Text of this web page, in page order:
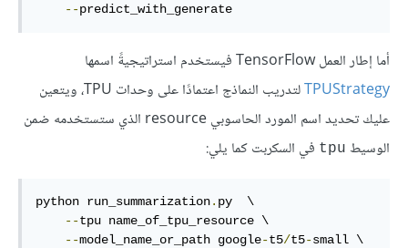
--predict_with_generate
أما إطار العمل TensorFlow فيستخدم استراتيجيةً اسمها
TPUStrategy
لتدريب النماذج اعتمادًا على وحدات TPU، ويتعين
عليك تحديد اسم المورد الحاسوبي resource الذي ستستخدمه ضمن
الوسيط tpu في السكربت كما يلي:
python run_summarization. py  \
--tpu name_of_tpu_resource \
--model_name_or_path google-t5/t5-small \